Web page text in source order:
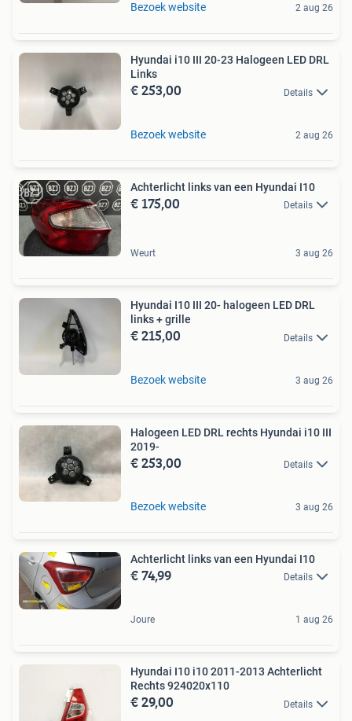
Bezoek website 2 aug 26
Hyundai i10 III 20-23 Halogeen LED DRL
Links
€ 253,00 Details
Bezoek website 2 aug 26
Achterlicht links van een Hyundai I10
€ 175,00 Details
Weurt 3 aug 26
Hyundai I10 III 20- halogeen LED DRL
links + grille
€ 215,00 Details
Bezoek website 3 aug 26
Halogeen LED DRL rechts Hyundai i10 III
2019-
€ 253,00 Details
Bezoek website 3 aug 26
Achterlicht links van een Hyundai I10
€ 74,99 Details
Joure 1 aug 26
Hyundai I10 i10 2011-2013 Achterlicht
Rechts 924020x110
€ 29,00 Details